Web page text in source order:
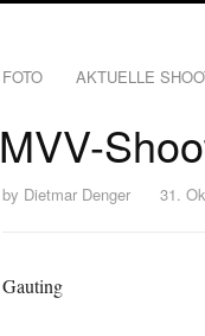
FOTO AKTUELLE
MVV-
by Dietmar Denger 31.
Gauting